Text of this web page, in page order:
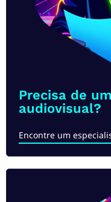
Precisa de
audiovisual?​
Encontre um